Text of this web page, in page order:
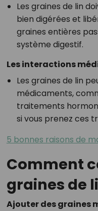
Les graines de lin
bien digérées et
graines entières
système digestif.
Les interactions
Les graines de lin
médicaments,
traitements
si vous prenez ces
5 bonnes raisons de
Comment
graines de
Ajouter des graines